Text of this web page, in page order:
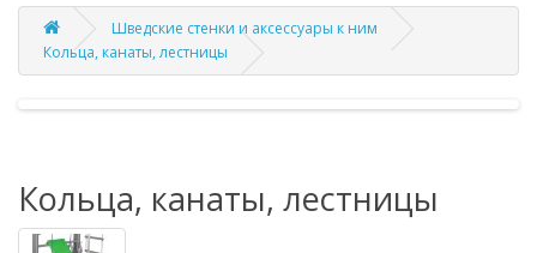
Шведские стенки и аксессуары к ним
Кольца, канаты, лестницы
Кольца, канаты, лестницы